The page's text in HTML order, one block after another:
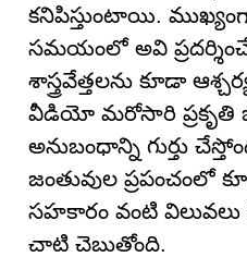
కనిపిస్తుంటాయి. ముఖ్యంగా
సమయంలో అవి ప్రదర్శించే
శాస్త్రవేత్తలను కూడా
వీడియో మరోసారి ప్రకృతి
అనుబంధాన్ని గుర్తు
జంతువుల ప్రపంచంలో
సహకారం వంటి
చాటి చెబుతోంది.